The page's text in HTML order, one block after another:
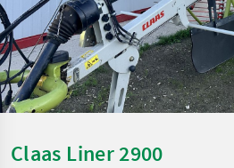
Claas Liner 2900